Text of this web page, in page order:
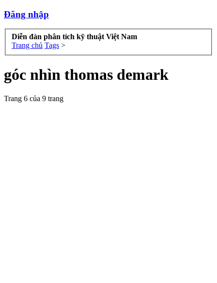
Đăng nhập
Diễn đàn phân tích kỹ thuật Việt Nam
Trang chủ Tags >
góc nhìn thomas demark
Trang 6 của 9 trang